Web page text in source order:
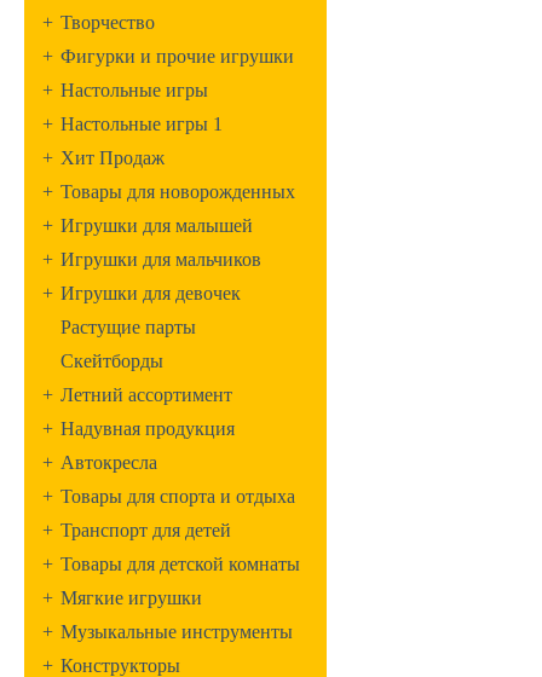
+ Творчество
+ Фигурки и прочие игрушки
+ Настольные игры
+ Настольные игры 1
+ Хит Продаж
+ Товары для новорожденных
+ Игрушки для малышей
+ Игрушки для мальчиков
+ Игрушки для девочек
Растущие парты
Скейтборды
+ Летний ассортимент
+ Надувная продукция
+ Автокресла
+ Товары для спорта и отдыха
+ Транспорт для детей
+ Товары для детской комнаты
+ Мягкие игрушки
+ Музыкальные инструменты
+ Конструкторы